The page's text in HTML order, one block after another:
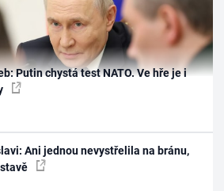
Putin chystá test NATO. Ve hře je i
Ani jednou nevystřelila na bránu,